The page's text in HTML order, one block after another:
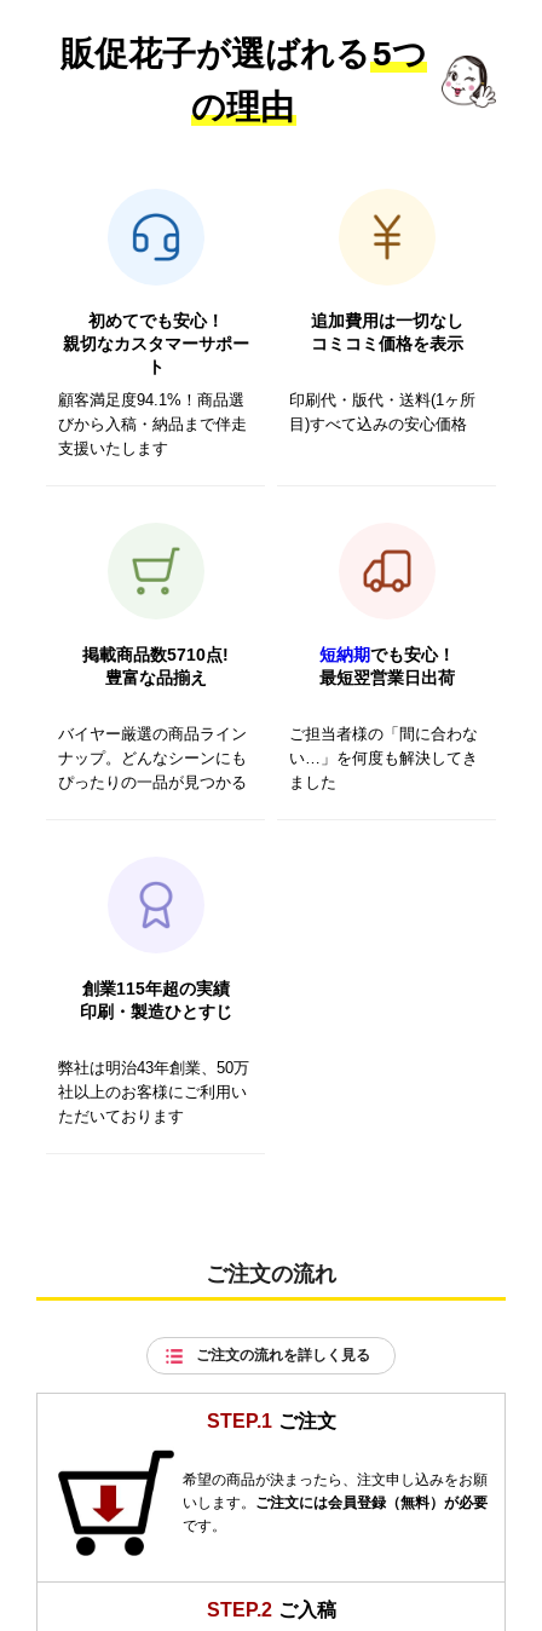
販促花子が選ばれる5つ
の理由
初めてでも安心！
親切なカスタマーサポー
ト
顧客満足度94.1%！商品選
びから入稿・納品まで伴走
支援いたします
追加費用は一切なし
コミコミ価格を表示
印刷代・版代・送料(1ヶ所
目)すべて込みの安心価格
掲載商品数5710点!
豊富な品揃え
バイヤー厳選の商品ライン
ナップ。どんなシーンにも
ぴったりの一品が見つかる
短納期でも安心！
最短翌営業日出荷
ご担当者様の「間に合わな
い…」を何度も解決してき
ました
創業115年超の実績
印刷・製造ひとすじ
弊社は明治43年創業、50万
社以上のお客様にご利用い
ただいております
ご注文の流れ
ご注文の流れを詳しく見る
STEP.1 ご注文
希望の商品が決まったら、注文申し込みをお願
いします。 ご注文には会員登録（無料）が必要
です。
STEP.2 ご入稿